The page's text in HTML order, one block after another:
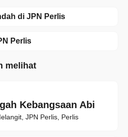
di JPN Perlis
Perlis
melihat
Kebangsaan Abi
JPN Perlis, Perlis